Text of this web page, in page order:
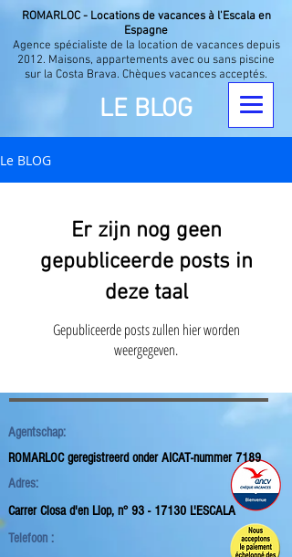
ROMARLOC - Locations de vacances à l'Escala en
Espagne
Agence spécialiste de la location de vacances depuis
2012. Maisons, appartements avec ou sans piscine
sur la Costa Brava. Chèques vacances acceptés.
LE BLOG
Le BLOG
Er zijn nog geen
gepubliceerde posts in
deze taal
Gepubliceerde posts zullen hier worden
weergegeven.
Agentschap:
ROMARLOC geregistreerd onderAICAT-nummer 7189
Adres:
Carrer Closa d'en Llop, n° 93 - 17130 L'ESCALA
Telefoon :